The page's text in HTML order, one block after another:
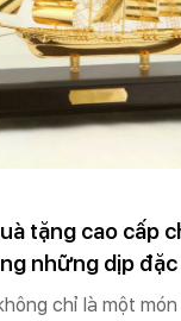
tặng cao cấp
những dịp
chỉ là một